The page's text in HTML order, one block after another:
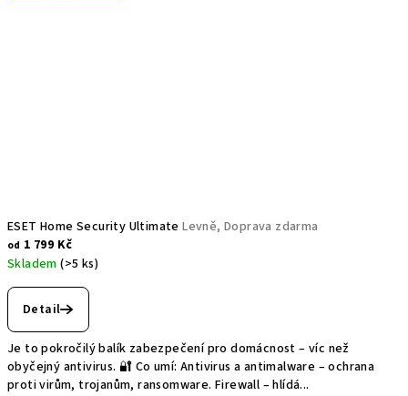
ESET Home Security UltimateLevně, Doprava zdarma
od 1 799 Kč
Skladem(>5 ks)
Detail
Je to pokročilý balík zabezpečení pro domácnost – víc než
obyčejný antivirus. 🔐 Co umí: Antivirus a antimalware – ochrana
proti virům, trojanům, ransomware. Firewall – hlídá...